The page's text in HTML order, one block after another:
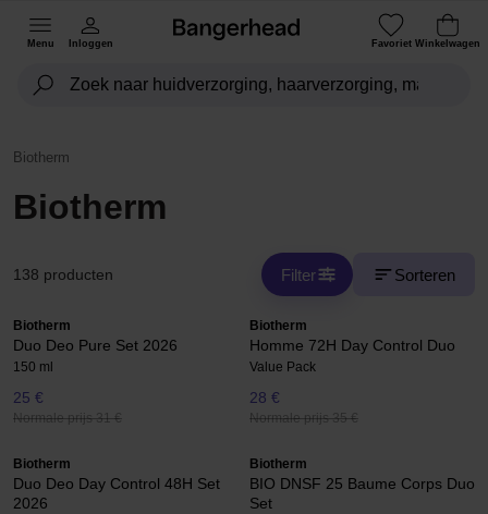
Menu Inloggen Favoriet Winkelwagen
Biotherm
Biotherm
138 producten Filter Sorteren
Biotherm
Duo Deo Pure Set 2026
150 ml
25 €
Normale prijs 31 €
Biotherm
Homme 72H Day Control Duo
Value Pack
28 €
Normale prijs 35 €
Biotherm
Duo Deo Day Control 48H Set
2026
Biotherm
BIO DNSF 25 Baume Corps Duo
Set